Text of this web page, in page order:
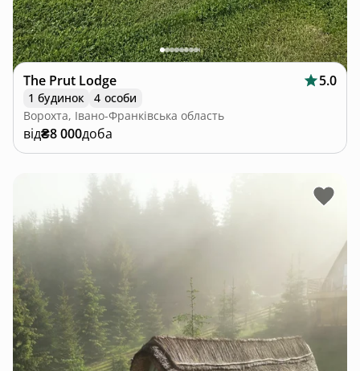
The Prut Lodge 5.0
1 будинок
4 особи
Ворохта, Івано-Франківська область
від₴8 000доба